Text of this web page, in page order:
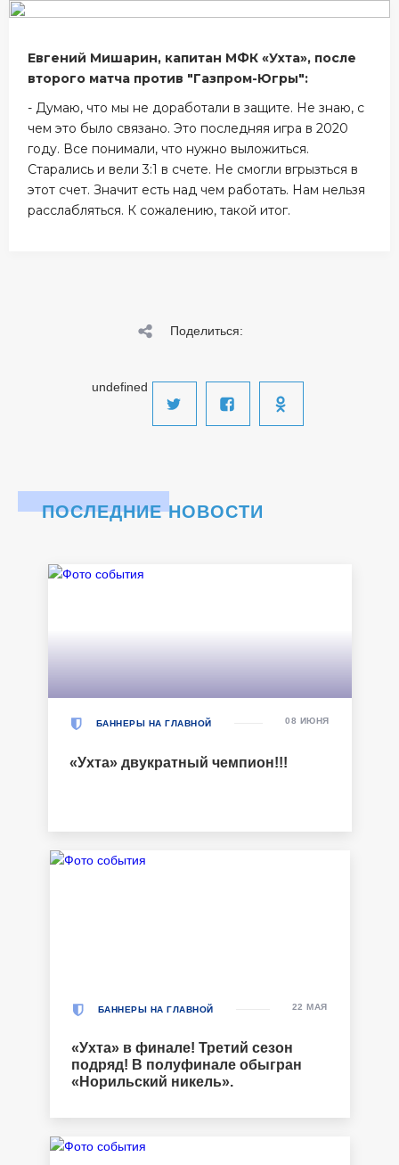
Евгений Мишарин, капитан МФК «Ухта», после
второго матча против "Газпром-Югры":
- Думаю, что мы не доработали в защите. Не знаю, с
чем это было связано. Это последняя игра в 2020
году. Все понимали, что нужно выложиться.
Старались и вели 3:1 в счете. Не смогли вгрызться в
этот счет. Значит есть над чем работать. Нам нельзя
расслабляться. К сожалению, такой итог.
Поделиться:
undefined
ПОСЛЕДНИЕ НОВОСТИ
БАННЕРЫ НА ГЛАВНОЙ
«Ухта» двукратный чемпион!!!
08 ИЮНЯ
БАННЕРЫ НА ГЛАВНОЙ
«Ухта» в финале! Третий сезон
подряд! В полуфинале обыгран
«Норильский никель».
22 МАЯ